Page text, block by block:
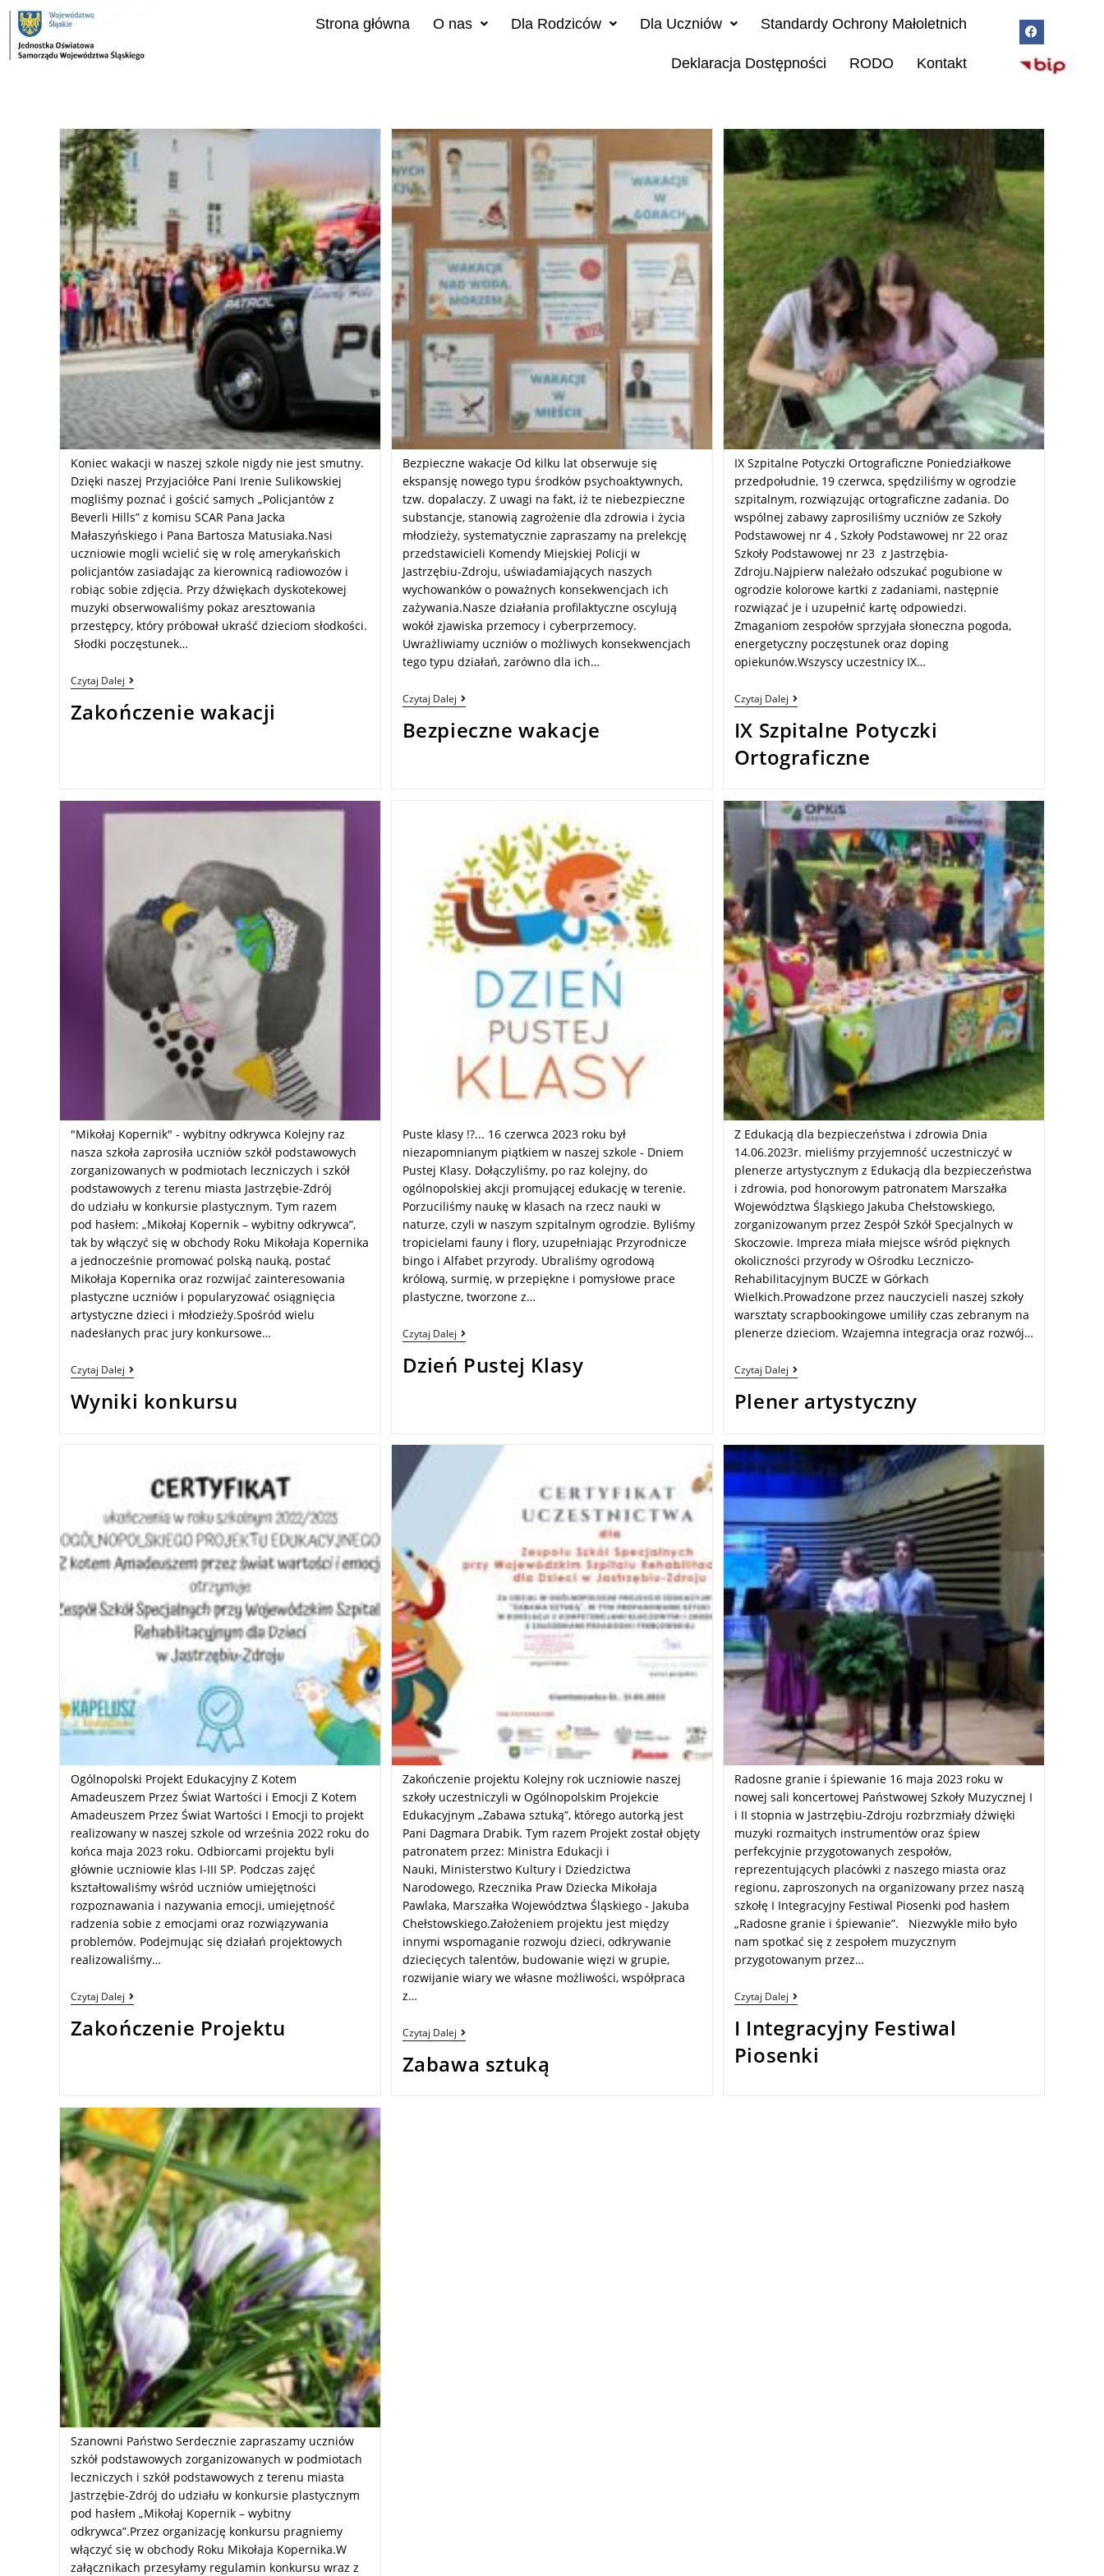
treści
Strona główna O nas Dla Rodziców Dla Uczniów Standardy Ochrony Małoletnich
Deklaracja Dostępności RODO Kontakt
Koniec wakacji w naszej szkole nigdy nie jest smutny.
Dzięki naszej Przyjaciółce Pani Irenie Sulikowskiej
mogliśmy poznać i gościć samych „Policjantów z
Beverli Hills” z komisu SCAR Pana Jacka
Małaszyńskiego i Pana Bartosza Matusiaka.Nasi
uczniowie mogli wcielić się w rolę amerykańskich
policjantów zasiadając za kierownicą radiowozów i
robiąc sobie zdjęcia. Przy dźwiękach dyskotekowej
muzyki obserwowaliśmy pokaz aresztowania
przestępcy, który próbował ukraść dzieciom słodkości.
Słodki poczęstunek…
Czytaj Dalej
Zakończenie wakacji
Bezpieczne wakacje Od kilku lat obserwuje się
ekspansję nowego typu środków psychoaktywnych,
tzw. dopalaczy. Z uwagi na fakt, iż te niebezpieczne
substancje, stanowią zagrożenie dla zdrowia i życia
młodzieży, systematycznie zapraszamy na prelekcję
przedstawicieli Komendy Miejskiej Policji w
Jastrzębiu-Zdroju, uświadamiających naszych
wychowanków o poważnych konsekwencjach ich
zażywania.Nasze działania profilaktyczne oscylują
wokół zjawiska przemocy i cyberprzemocy.
Uwrażliwiamy uczniów o możliwych konsekwencjach
tego typu działań, zarówno dla ich…
Czytaj Dalej
Bezpieczne wakacje
IX Szpitalne Potyczki Ortograficzne Poniedziałkowe
przedpołudnie, 19 czerwca, spędziliśmy w ogrodzie
szpitalnym, rozwiązując ortograficzne zadania. Do
wspólnej zabawy zaprosiliśmy uczniów ze Szkoły
Podstawowej nr 4 , Szkoły Podstawowej nr 22 oraz
Szkoły Podstawowej nr 23 z Jastrzębia-
Zdroju.Najpierw należało odszukać pogubione w
ogrodzie kolorowe kartki z zadaniami, następnie
rozwiązać je i uzupełnić kartę odpowiedzi.
Zmaganiom zespołów sprzyjała słoneczna pogoda,
energetyczny poczęstunek oraz doping
opiekunów.Wszyscy uczestnicy IX…
Czytaj Dalej
IX Szpitalne Potyczki
Ortograficzne
"Mikołaj Kopernik" - wybitny odkrywca Kolejny raz
nasza szkoła zaprosiła uczniów szkół podstawowych
zorganizowanych w podmiotach leczniczych i szkół
podstawowych z terenu miasta Jastrzębie-Zdrój
do udziału w konkursie plastycznym. Tym razem
pod hasłem: „Mikołaj Kopernik – wybitny odkrywca”,
tak by włączyć się w obchody Roku Mikołaja Kopernika
a jednocześnie promować polską nauką, postać
Mikołaja Kopernika oraz rozwijać zainteresowania
plastyczne uczniów i popularyzować osiągnięcia
artystyczne dzieci i młodzieży.Spośród wielu
nadesłanych prac jury konkursowe…
Czytaj Dalej
Wyniki konkursu
Puste klasy !?... 16 czerwca 2023 roku był
niezapomnianym piątkiem w naszej szkole - Dniem
Pustej Klasy. Dołączyliśmy, po raz kolejny, do
ogólnopolskiej akcji promującej edukację w terenie.
Porzuciliśmy naukę w klasach na rzecz nauki w
naturze, czyli w naszym szpitalnym ogrodzie. Byliśmy
tropicielami fauny i flory, uzupełniając Przyrodnicze
bingo i Alfabet przyrody. Ubraliśmy ogrodową
królową, surmię, w przepiękne i pomysłowe prace
plastyczne, tworzone z…
Czytaj Dalej
Dzień Pustej Klasy
Z Edukacją dla bezpieczeństwa i zdrowia Dnia
14.06.2023r. mieliśmy przyjemność uczestniczyć w
plenerze artystycznym z Edukacją dla bezpieczeństwa
i zdrowia, pod honorowym patronatem Marszałka
Województwa Śląskiego Jakuba Chełstowskiego,
zorganizowanym przez Zespół Szkół Specjalnych w
Skoczowie. Impreza miała miejsce wśród pięknych
okoliczności przyrody w Ośrodku Leczniczo-
Rehabilitacyjnym BUCZE w Górkach
Wielkich.Prowadzone przez nauczycieli naszej szkoły
warsztaty scrapbookingowe umiliły czas zebranym na
plenerze dzieciom. Wzajemna integracja oraz rozwój…
Czytaj Dalej
Plener artystyczny
Ogólnopolski Projekt Edukacyjny Z Kotem
Amadeuszem Przez Świat Wartości i Emocji Z Kotem
Amadeuszem Przez Świat Wartości I Emocji to projekt
realizowany w naszej szkole od września 2022 roku do
końca maja 2023 roku. Odbiorcami projektu byli
głównie uczniowie klas I-III SP. Podczas zajęć
kształtowaliśmy wśród uczniów umiejętności
rozpoznawania i nazywania emocji, umiejętność
radzenia sobie z emocjami oraz rozwiązywania
problemów. Podejmując się działań projektowych
realizowaliśmy…
Czytaj Dalej
Zakończenie Projektu
Zakończenie projektu Kolejny rok uczniowie naszej
szkoły uczestniczyli w Ogólnopolskim Projekcie
Edukacyjnym „Zabawa sztuką”, którego autorką jest
Pani Dagmara Drabik. Tym razem Projekt został objęty
patronatem przez: Ministra Edukacji i
Nauki, Ministerstwo Kultury i Dziedzictwa
Narodowego, Rzecznika Praw Dziecka Mikołaja
Pawlaka, Marszałka Województwa Śląskiego - Jakuba
Chełstowskiego.Założeniem projektu jest między
innymi wspomaganie rozwoju dzieci, odkrywanie
dziecięcych talentów, budowanie więzi w grupie,
rozwijanie wiary we własne możliwości, współpraca
z…
Czytaj Dalej
Zabawa sztuką
Radosne granie i śpiewanie 16 maja 2023 roku w
nowej sali koncertowej Państwowej Szkoły Muzycznej I
i II stopnia w Jastrzębiu-Zdroju rozbrzmiały dźwięki
muzyki rozmaitych instrumentów oraz śpiew
perfekcyjnie przygotowanych zespołów,
reprezentujących placówki z naszego miasta oraz
regionu, zaproszonych na organizowany przez naszą
szkołę I Integracyjny Festiwal Piosenki pod hasłem
„Radosne granie i śpiewanie”. Niezwykle miło było
nam spotkać się z zespołem muzycznym
przygotowanym przez…
Czytaj Dalej
I Integracyjny Festiwal
Piosenki
Szanowni Państwo Serdecznie zapraszamy uczniów
szkół podstawowych zorganizowanych w podmiotach
leczniczych i szkół podstawowych z terenu miasta
Jastrzębie-Zdrój do udziału w konkursie plastycznym
pod hasłem „Mikołaj Kopernik – wybitny
odkrywca”.Przez organizację konkursu pragniemy
włączyć się w obchody Roku Mikołaja Kopernika.W
załącznikach przesyłamy regulamin konkursu wraz z